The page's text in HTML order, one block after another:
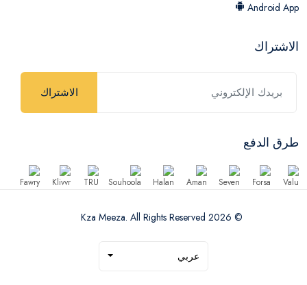
Android App
الاشتراك
الاشتراك
طرق الدفع
© 2026 Kza Meeza. All Rights Reserved
عربي